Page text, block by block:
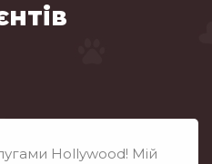
Hollywood! Мій